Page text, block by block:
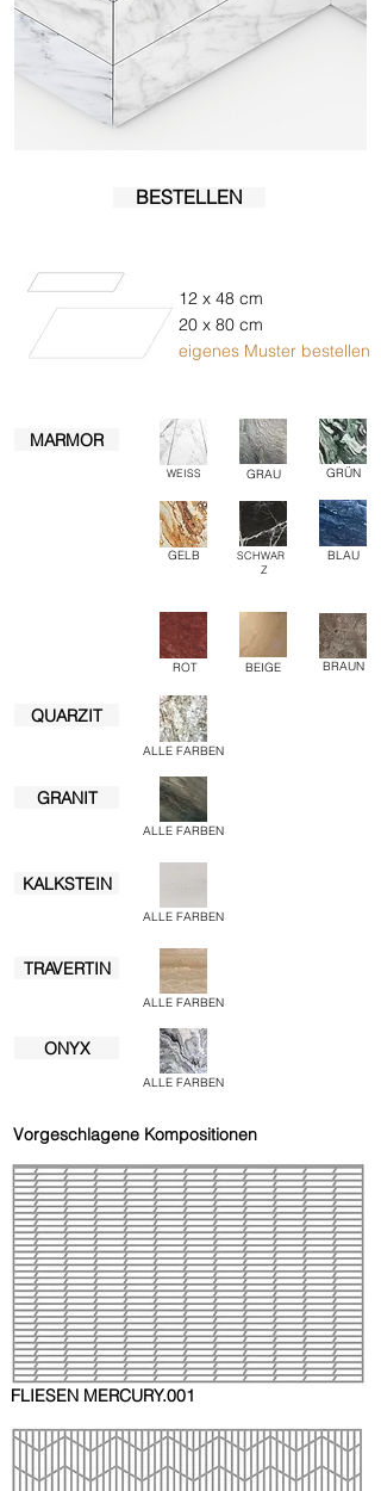
BESTELLEN
12 x 48 cm
20 x 80 cm
eigenes Muster bestellen
MARMOR
WEISS GRAU
SCHWAR
Z
GRÜN
BLAU
QUARZIT
ROT BEIGE BRAUN
ALLE FARBEN
GRANIT
ALLE FARBEN
KALKSTEIN
ALLE FARBEN
TRAVERTIN
ALLE FARBEN
ONYX
ALLE FARBEN
Vorgeschlagene Kompositionen
FLIESEN MERCURY.001